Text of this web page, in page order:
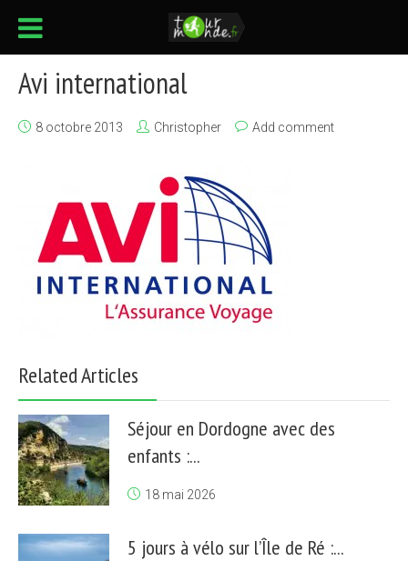
Avi international
8 octobre 2013 Christopher Add comment
Related Articles
Séjour en Dordogne avec des
enfants :...
18 mai 2026
5 jours à vélo sur l’Île de Ré :...